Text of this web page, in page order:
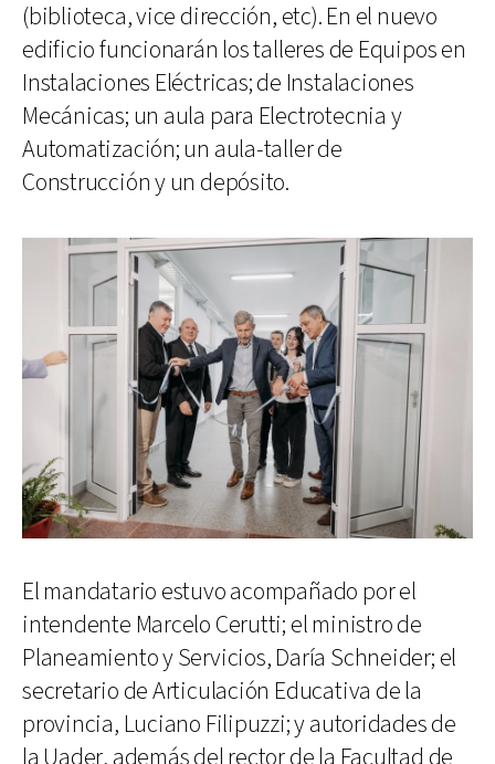
(biblioteca, vice dirección, etc). En el nuevo
edificio funcionarán los talleres de Equipos en
Instalaciones Eléctricas; de Instalaciones
Mecánicas; un aula para Electrotecnia y
Automatización; un aula-taller de
Construcción y un depósito.
El mandatario estuvo acompañado por el
intendente Marcelo Cerutti; el ministro de
Planeamiento y Servicios, Daría Schneider; el
secretario de Articulación Educativa de la
provincia, Luciano Filipuzzi; y autoridades de
la Uader, además del rector de la Facultad de